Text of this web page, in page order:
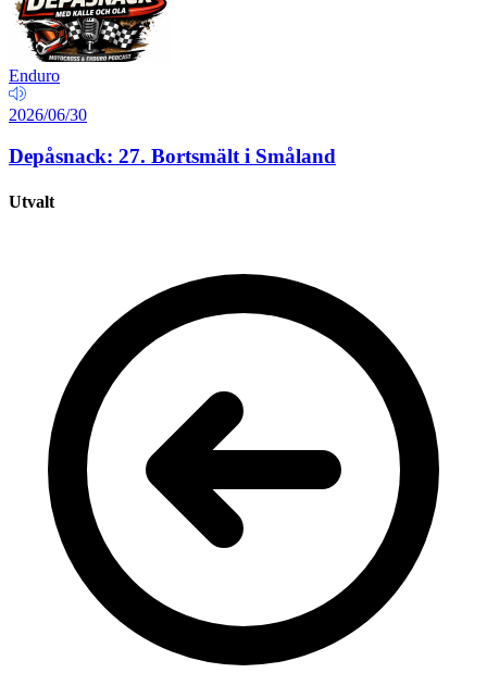
Enduro
2026/06/30
Depåsnack: 27. Bortsmält i Småland
Utvalt